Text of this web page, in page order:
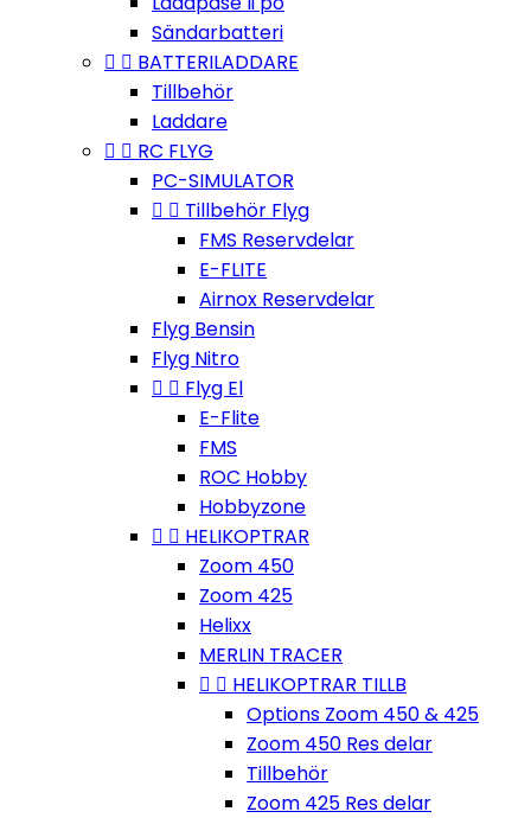
Sändarbatteri
  BATTERILADDARE
Tillbehör
Laddare
  RC FLYG
PC-SIMULATOR
  Tillbehör Flyg
FMS Reservdelar
E-FLITE
Airnox Reservdelar
Flyg Bensin
Flyg Nitro
  Flyg El
E-Flite
FMS
ROC Hobby
Hobbyzone
  HELIKOPTRAR
Zoom 450
Zoom 425
Helixx
MERLIN TRACER
  HELIKOPTRAR TILLB
Options Zoom 450 & 425
Zoom 450 Res delar
Tillbehör
Zoom 425 Res delar